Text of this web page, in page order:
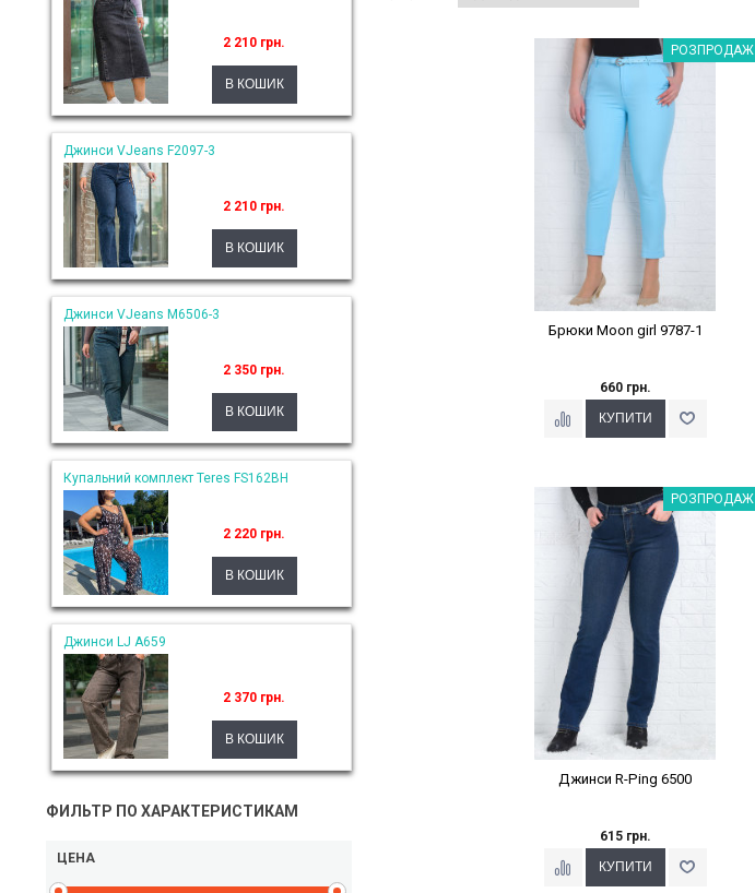
2 210 грн.
Джинси VJeans F2097-3
2 210 грн.
Джинси VJeans M6506-3
2 350 грн.
Купальний комплект Teres FS162BH
2 220 грн.
Джинси LJ A659
2 370 грн.
ФИЛЬТР ПО ХАРАКТЕРИСТИКАМ
ЦЕНА
Наклейки Варіант з %РОЗПРОДАЖ
Брюки Moon girl 9787-1
660 грн.
Наклейки Варіант з %РОЗПРОДАЖ
Джинси R-Ping 6500
615 грн.